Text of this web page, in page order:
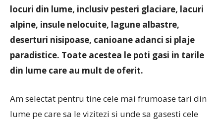
locuri din lume, inclusiv pesteri glaciare, lacuri
alpine, insule nelocuite, lagune albastre,
deserturi nisipoase, canioane adanci si plaje
paradistice. Toate acestea le poti gasi in tarile
din lume care au mult de oferit.
Am selectat pentru tine cele mai frumoase tari din
lume pe care sa le vizitezi si unde sa gasesti cele